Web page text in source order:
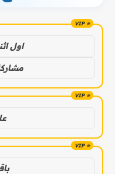
اول